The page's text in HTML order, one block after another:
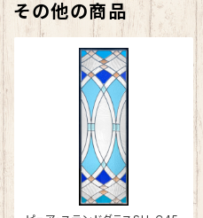
その他の商品